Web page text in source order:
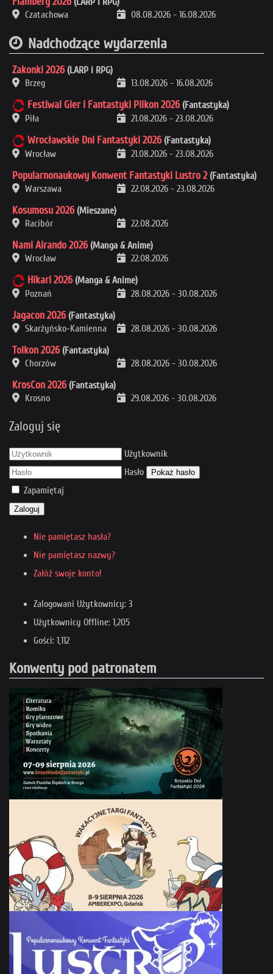
Czatachowa
08.08.2026 - 16.08.2026
Nadchodzące wydarzenia
Zakonki 2026 (LARP i RPG)
Brzeg
13.08.2026 - 16.08.2026
Festiwal Gier i Fantastyki Pilkon 2026 (Fantastyka)
Piła
21.08.2026 - 23.08.2026
Wrocławskie Dni Fantastyki 2026 (Fantastyka)
Wrocław
21.08.2026 - 23.08.2026
Popularnonaukowy Konwent Fantastyki Lustro 2 (Fantastyka)
Warszawa
22.08.2026 - 23.08.2026
Kosumosu 2026 (Mieszane)
Racibór
22.08.2026
Nami Airando 2026 (Manga & Anime)
Wrocław
22.08.2026
Hikari 2026 (Manga & Anime)
Poznań
28.08.2026 - 30.08.2026
Jagacon 2026 (Fantastyka)
Skarżyńsko-Kamienna
28.08.2026 - 30.08.2026
Tolkon 2026 (Fantastyka)
Chorzów
28.08.2026 - 30.08.2026
KrosCon 2026 (Fantastyka)
Krosno
29.08.2026 - 30.08.2026
Zaloguj się
Użytkownik
Hasło
Pokaż hasło
Zapamiętaj
Zaloguj
Nie pamiętasz hasła?
Nie pamiętasz nazwy?
Załóż swoje konto!
Zalogowani Użytkownicy: 3
Użytkownicy Offline: 1,205
Gości: 1,112
Konwenty pod patronatem